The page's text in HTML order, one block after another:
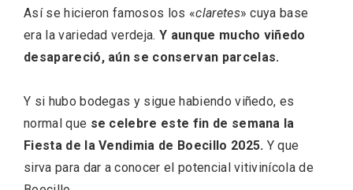
Así se hicieron famosos los «claretes» cuya base
era la variedad verdeja.Y aunque mucho viñedo
desapareció, aún se conservan parcelas.
Y si hubo bodegas y sigue habiendo viñedo, es
normal que se celebre este fin de semana la
Fiesta de la Vendimia de Boecillo 2025. Y que
sirva para dar a conocer el potencial vitivinícola de